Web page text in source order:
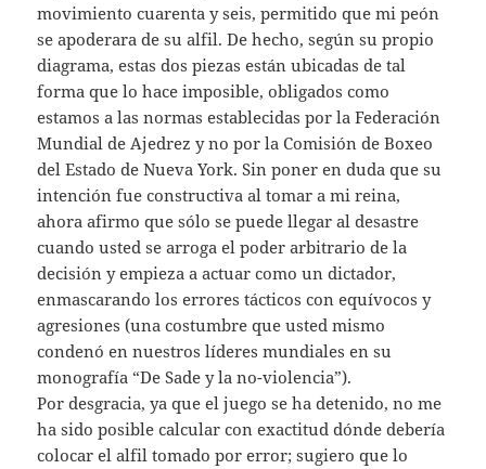
movimiento cuarenta y seis, permitido que mi peón
se apoderara de su alfil. De hecho, según su propio
diagrama, estas dos piezas están ubicadas de tal
forma que lo hace imposible, obligados como
estamos a las normas establecidas por la Federación
Mundial de Ajedrez y no por la Comisión de Boxeo
del Estado de Nueva York. Sin poner en duda que su
intención fue constructiva al tomar a mi reina,
ahora afirmo que sólo se puede llegar al desastre
cuando usted se arroga el poder arbitrario de la
decisión y empieza a actuar como un dictador,
enmascarando los errores tácticos con equívocos y
agresiones (una costumbre que usted mismo
condenó en nuestros líderes mundiales en su
monografía “De Sade y la no-violencia”).
Por desgracia, ya que el juego se ha detenido, no me
ha sido posible calcular con exactitud dónde debería
colocar el alfil tomado por error; sugiero que lo